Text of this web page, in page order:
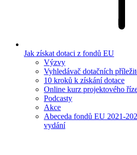
Jak získat dotaci z fondů EU
Výzvy
Vyhledávač dotačních
10 kroků k získání dotace
Online kurz projektového
Podcasty
Akce
Abeceda fondů EU 2021-
vydání